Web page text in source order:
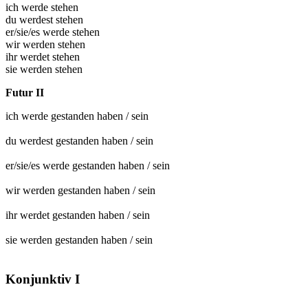
ich werde stehen
du werdest stehen
er/sie/es werde stehen
wir werden stehen
ihr werdet stehen
sie werden stehen
Futur II
ich werde gestanden haben / sein
du werdest gestanden haben / sein
er/sie/es werde gestanden haben / sein
wir werden gestanden haben / sein
ihr werdet gestanden haben / sein
sie werden gestanden haben / sein
Konjunktiv I